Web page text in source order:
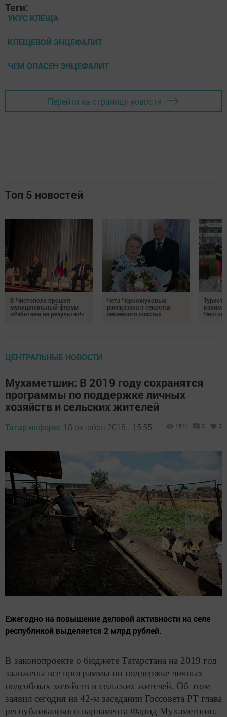
Теги:
УКУС КЛЕЩА
КЛЕЩЕВОЙ ЭНЦЕФАЛИТ
ЧЕМ ОПАСЕН ЭНЦЕФАЛИТ
Перейти на страницу новости
Топ 5 новостей
В Чистополе прошел
муниципальный форум
«Работаем на результат!»
Чета Черножуковых
рассказала о секретах
семейного счастья
каким
ЦЕНТРАЛЬНЫЕ НОВОСТИ
Мухаметшин: В 2019 году сохранятся
программы по поддержке личных
хозяйств и сельских жителей
Татар-информ, 18 октября 2018 - 15:55 1544 0 0
Ежегодно на повышение деловой активности на селе
республикой выделяется 2 млрд рублей.
В законопроекте о бюджете Татарстана на 2019 год
заложены все программы по поддержке личных
подсобных хозяйств и сельских жителей. Об этом
заявил сегодня на 42-м заседании Госсовета РТ глава
республиканского парламента Фарид Мухаметшин.